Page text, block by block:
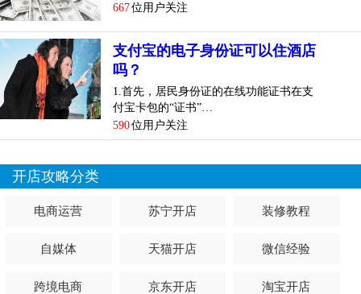
667位用户关注
支付宝的电子身份证可以住酒店
吗？
1.首先，居民身份证的在线功能证书在支
付宝卡包的“证书”…
590位用户关注
开店攻略分类
电商运营 苏宁开店 装修教程
自媒体 天猫开店 微信经验
跨境电商 京东开店 淘宝开店